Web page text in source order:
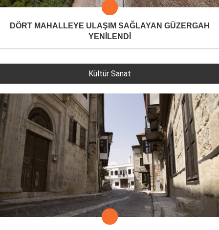
DÖRT MAHALLEYE ULAŞIM SAĞLAYAN GÜZERGAH
YENİLENDİ
Kültür Sanat